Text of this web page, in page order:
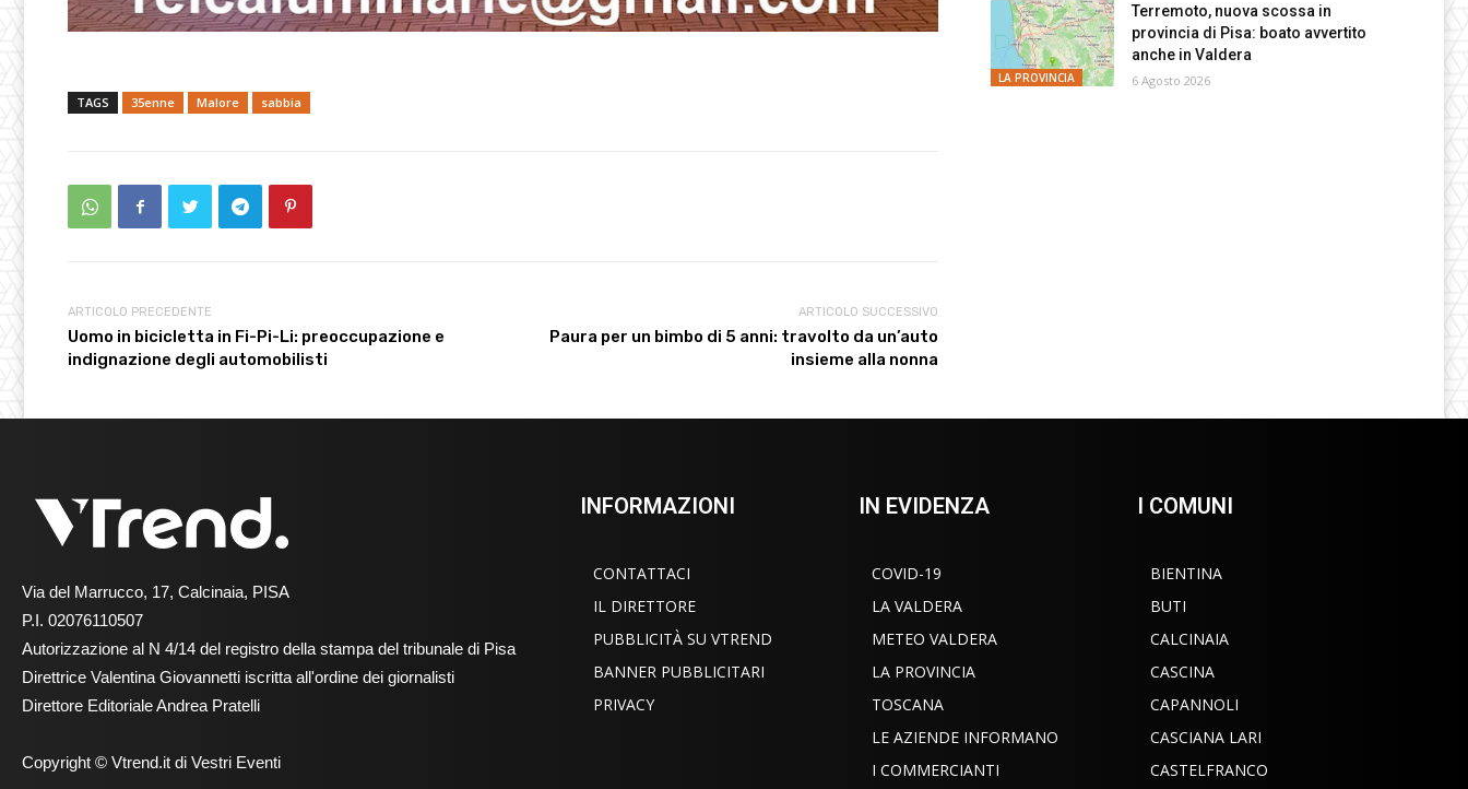
TAGS 35enne Malore sabbia
ARTICOLO PRECEDENTE
Uomo in bicicletta in Fi-Pi-Li: preoccupazione e
indignazione degli automobilisti
ARTICOLO SUCCESSIVO
Paura per un bimbo di 5 anni: travolto da un’auto
insieme alla nonna
LA PROVINCIA
Terremoto, nuova scossa in
provincia di Pisa: boato avvertito
anche in Valdera
6 Agosto 2026
Via del Marrucco, 17, Calcinaia, PISA
P.I. 02076110507
Autorizzazione al N 4/14 del registro della stampa del tribunale di Pisa
Direttrice Valentina Giovannetti iscritta all'ordine dei giornalisti
Direttore Editoriale Andrea Pratelli
Copyright © Vtrend.it di Vestri Eventi
INFORMAZIONI
CONTATTACI
IL DIRETTORE
PUBBLICITÀ SU VTREND
BANNER PUBBLICITARI
PRIVACY
IN EVIDENZA
COVID-19
LA VALDERA
METEO VALDERA
LA PROVINCIA
TOSCANA
LE AZIENDE INFORMANO
I COMMERCIANTI
I COMUNI
BIENTINA
BUTI
CALCINAIA
CASCINA
CAPANNOLI
CASCIANA LARI
CASTELFRANCO